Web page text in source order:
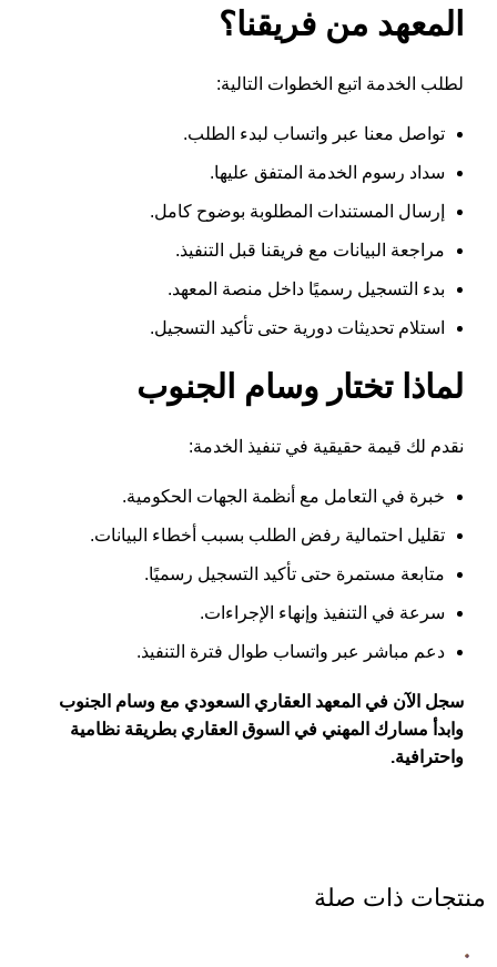
المعهد من فريقنا؟
لطلب الخدمة اتبع الخطوات التالية:
تواصل معنا عبر واتساب لبدء الطلب.
سداد رسوم الخدمة المتفق عليها.
إرسال المستندات المطلوبة بوضوح كامل.
مراجعة البيانات مع فريقنا قبل التنفيذ.
بدء التسجيل رسميًا داخل منصة المعهد.
استلام تحديثات دورية حتى تأكيد التسجيل.
لماذا تختار وسام الجنوب
نقدم لك قيمة حقيقية في تنفيذ الخدمة:
خبرة في التعامل مع أنظمة الجهات الحكومية.
تقليل احتمالية رفض الطلب بسبب أخطاء البيانات.
متابعة مستمرة حتى تأكيد التسجيل رسميًا.
سرعة في التنفيذ وإنهاء الإجراءات.
دعم مباشر عبر واتساب طوال فترة التنفيذ.
سجل الآن في المعهد العقاري السعودي مع وسام الجنوب
وابدأ مسارك المهني في السوق العقاري بطريقة نظامية
واحترافية.
منتجات ذات صلة